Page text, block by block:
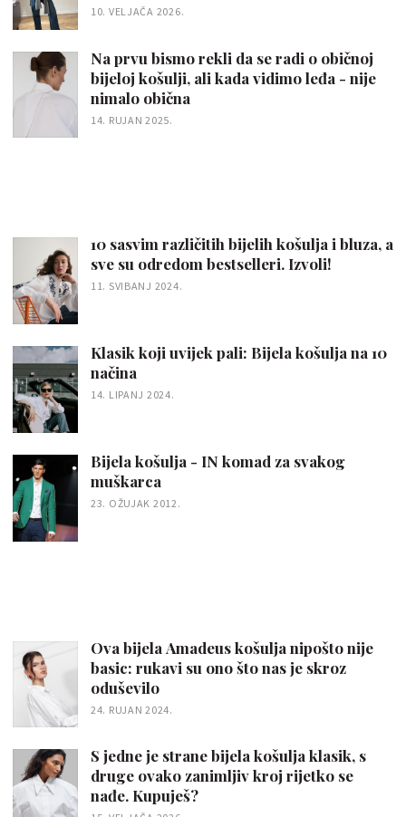
10. VELJAČA 2026.
Na prvu bismo rekli da se radi o običnoj
bijeloj košulji, ali kada vidimo leđa - nije
nimalo obična
14. RUJAN 2025.
10 sasvim različitih bijelih košulja i bluza, a
sve su odredom bestselleri. Izvoli!
11. SVIBANJ 2024.
Klasik koji uvijek pali: Bijela košulja na 10
načina
14. LIPANJ 2024.
Bijela košulja - IN komad za svakog
muškarca
23. OŽUJAK 2012.
Ova bijela Amadeus košulja nipošto nije
basic: rukavi su ono što nas je skroz
oduševilo
24. RUJAN 2024.
S jedne je strane bijela košulja klasik, s
druge ovako zanimljiv kroj rijetko se
nađe. Kupuješ?